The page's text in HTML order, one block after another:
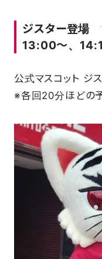
ジスター登場
13:00～、
公式マスコット ジ
※各回20分ほどの